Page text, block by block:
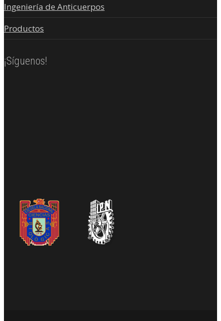
Ingeniería de Anticuerpos
Productos
¡Síguenos!